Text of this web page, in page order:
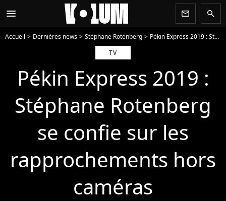
menu newsletter search
Accueil Dernières news Stéphane Rotenberg
Pékin Express 2019 : Stéphane Rotenberg se confie sur les rapprochements hors caméras
TV
Pékin Express 2019 :
Stéphane Rotenberg
se confie sur les
rapprochements hors
caméras